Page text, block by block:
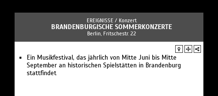
EREIGNISSE / Konzert
BRANDENBURGISCHE SOMMERKONZERTE
Berlin, Fritschestr. 22
Ein Musikfestival, das jährlich von Mitte Juni bis Mitte
September an historischen Spielstätten in Brandenburg
stattfindet